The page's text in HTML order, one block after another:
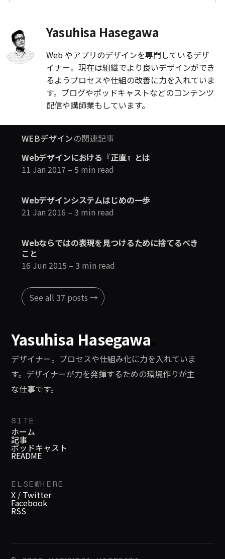
Yasuhisa Hasegawa
Web やアプリのデザインを専門しているデザ
イナー。現在は組織でより良いデザインができ
るようプロセスや仕組の改善に力を入れていま
す。ブログやポッドキャストなどのコンテンツ
配信や講師業もしています。
WEBデザインの関連記事
Webデザインにおける『正直』とは
11 Jan 2017 – 5 min read
Webデザインシステムはじめの一歩
21 Jan 2016 – 3 min read
Webならではの表現を見つけるために捨てるべき
こと
16 Jun 2015 – 3 min read
See all 37 posts →
Yasuhisa Hasegawa
デザイナー。プロセスや仕組み化に力を入れていま
す。デザイナーが力を発揮するための環境作りが主
な仕事です。
SITE
ホーム
記事
ポッドキャスト
README
ELSEWHERE
X / Twitter
Facebook
RSS